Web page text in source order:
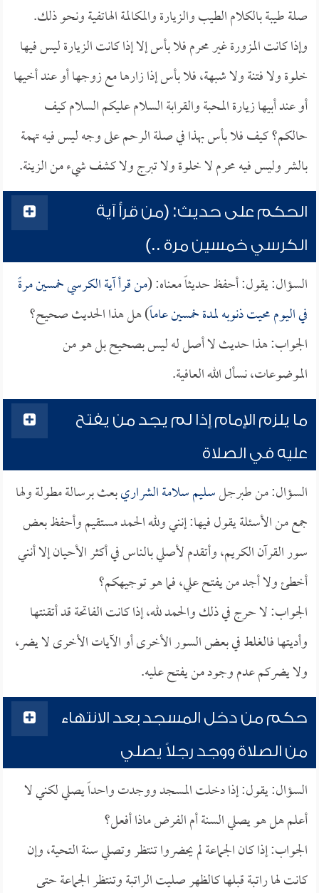
صلة طيبة بالكلام الطيب والزيارة والمكالمة الهاتفية ونحو ذلك.
وإذا كانت المزورة غير محرم فلا بأس إلا إذا كانت الزيارة ليس فيها
خلوة ولا فتنة ولا شبهة، فلا بأس إذا زارها مع زوجها أو عند أخيها
أو عند أبيها زيارة المحبة والقرابة السلام عليكم السلام كيف
حالكم؟ كيف فلا بأس بهذا في صلة الرحم على وجه ليس فيه تهمة
بالشر وليس فيه محرم لا خلوة ولا تبرج ولا كشف شيء من الزينة.
الحكم على حديث: (من قرأ آية
الكرسي خمسين مرة ..)
السؤال: يقول: أحفظ حديثاً معناه: (من قرأ آية الكرسي خمسين مرةً
في اليوم محيت ذنوبه لمدة خمسين عاماً) هل هذا الحديث صحيح؟
الجواب: هذا حديث لا أصل له ليس بصحيح بل هو من
الموضوعات، نسأل الله العافية.
ما يلزم الإمام إذا لم يجد من يفتح
عليه في الصلاة
السؤال: من طبرجلسليم سلامة الشراريبعث برسالة مطولة ولها
جمع من الأسئلة يقول فيها: إنني ولله الحمد مستقيم وأحفظ بعض
سور القرآن الكريم، وأتقدم لأصلي بالناس في أكثر الأحيان إلا أنني
أخطئ ولا أجد من يفتح علي، فما هو توجيهكم؟
الجواب: لا حرج في ذلك والحمد لله، إذا كانت الفاتحة قد أتقنتها
وأديتها فالغلط في بعض السور الأخرى أو الآيات الأخرى لا يضر،
ولا يضركم عدم وجود من يفتح عليه.
حكم من دخل المسجد بعد الانتهاء
من الصلاة ووجد رجلاً يصلي
السؤال: يقول: إذا دخلت المسجد ووجدت واحداً يصلي لكني لا
أعلم هل هو يصلي السنة أم الفرض ماذا أفعل؟
الجواب: إذا كان الجماعة لم يحضروا تنتظر وتصلي سنة التحية، وإن
كانت لها راتبة قبلها كالظهر صليت الراتبة وتنتظر الجماعة حتى